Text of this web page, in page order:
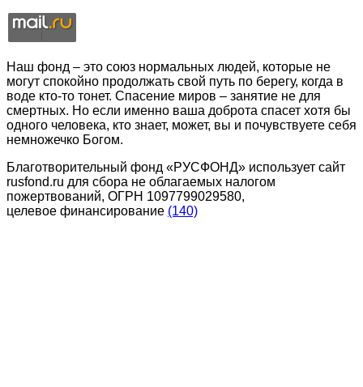
Наш фонд – это союз нормальных людей, которые не
могут спокойно продолжать свой путь по берегу, когда в
воде кто-то тонет. Спасение миров – занятие не для
смертных. Но если именно ваша доброта спасет хотя бы
одного человека, кто знает, может, вы и почувствуете себя
немножечко Богом.
Благотворительный фонд «РУСФОНД» использует сайт
rusfond.ru для сбора не облагаемых налогом
пожертвований, ОГРН 1097799029580,
целевое финансирование (140)